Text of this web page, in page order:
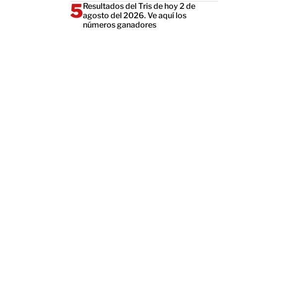
Resultados del Tris de hoy 2 de
agosto del 2026. Ve aquí los
números ganadores